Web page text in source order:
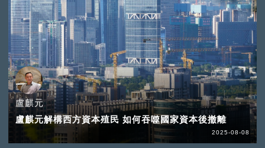
盧麒元
盧麒元解構西方資本殖民 如何吞噬國家資本後撤離
2025-08-08